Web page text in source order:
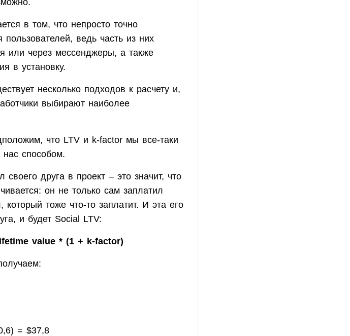
в том, что непросто точно
ведь часть из них
или через мессенджеры, а также
в установку.
несколько подходов к расчету и,
выбирают наиболее
что LTV и k-factor мы все-таки
способом.
своего друга в проект – это значит, что
он не только сам заплатил
тоже что-то заплатит. И эта его
и будет Social LTV:
value * (1 + k-factor)
= $37,8